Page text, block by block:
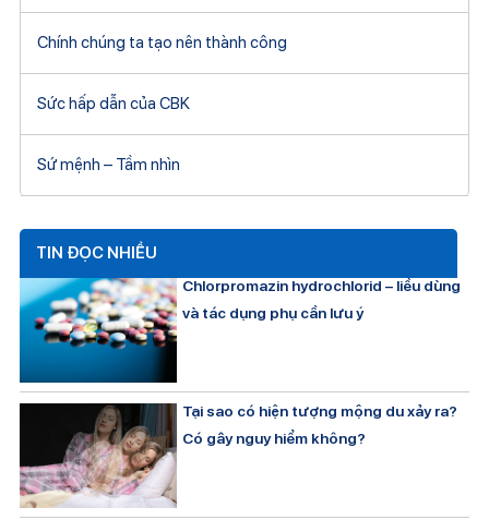
Chính chúng ta tạo nên thành công
Sức hấp dẫn của CBK
Sứ mệnh – Tầm nhìn
TIN ĐỌC NHIỀU
Chlorpromazin hydrochlorid – liều dùng
và tác dụng phụ cần lưu ý
Tại sao có hiện tượng mộng du xảy ra?
Có gây nguy hiểm không?